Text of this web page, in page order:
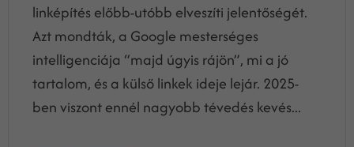
linképítés előbb-utóbb elveszíti jelentőségét.
Azt mondták, a Google mesterséges
intelligenciája “majd úgyis rájön”, mi a jó
tartalom, és a külső linkek ideje lejár. 2025-
ben viszont ennél nagyobb tévedés kevés...